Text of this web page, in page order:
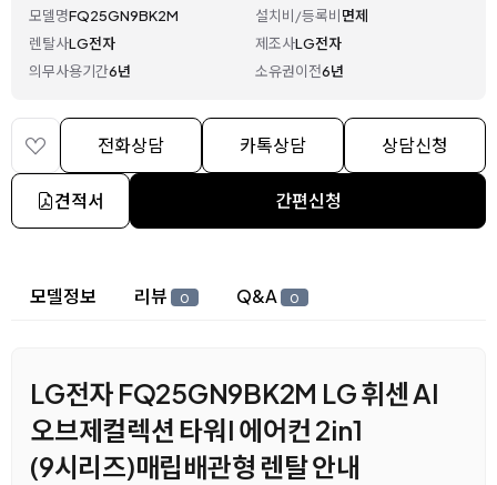
모델명FQ25GN9BK2M 설치비/등록비면제
렌탈사LG전자 제조사LG전자
의무사용기간6년 소유권이전6년
전화상담 카톡상담 상담신청
견적서 간편신청
상세 정보
모델정보 리뷰 0 Q&A 0
LG전자 FQ25GN9BK2M LG 휘센 AI
오브제컬렉션 타워I 에어컨 2in1
(9시리즈)매립배관형 렌탈 안내